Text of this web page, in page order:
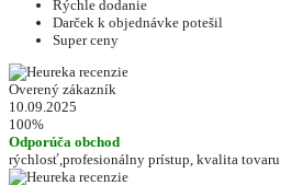
Rýchle dodanie
Darček k objednávke potešil
Super ceny
Overený zákazník
10.09.2025
100%
Odporúča obchod
rýchlosť,profesionálny prístup, kvalita tovaru